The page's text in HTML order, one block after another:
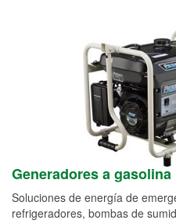
Generadores a gasolina
Soluciones de energía de
refrigeradores, bombas de